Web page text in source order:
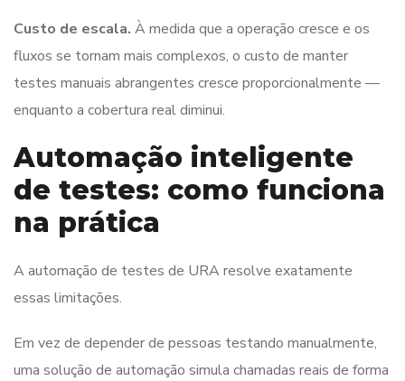
Custo de escala. À medida que a operação cresce e os
fluxos se tornam mais complexos, o custo de manter
testes manuais abrangentes cresce proporcionalmente —
enquanto a cobertura real diminui.
Automação inteligente
de testes: como funciona
na prática
A automação de testes de URA resolve exatamente
essas limitações.
Em vez de depender de pessoas testando manualmente,
uma solução de automação simula chamadas reais de forma